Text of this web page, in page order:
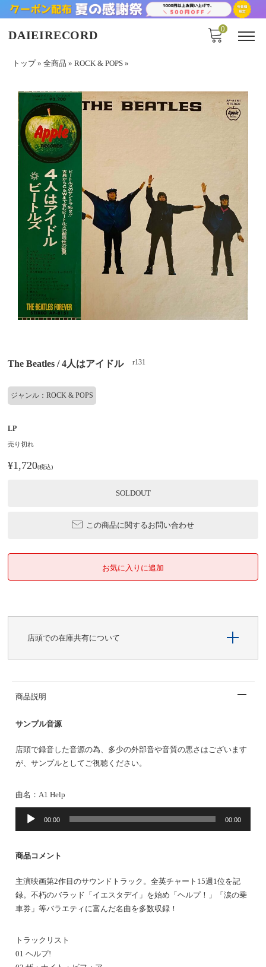
DAIEIRECORD 0
トップ» 全商品 » ROCK & POPS »
The Beatles / 4人はアイドル r131
ジャンル：ROCK & POPS
LP
売り切れ
¥1,720(税込)
SOLDOUT
この商品に関するお問い合わせ
店頭での在庫共有について
商品説明
サンプル音源
店頭で録音した音源の為、多少の外部音や音質の悪さはございます
が、サンプルとしてご視聴ください。
曲名：A1 Help
音
ー
ヤ
00:00 00:00
商品コメント
主演映画第2作目のサウンドトラック。全英チャート15週1位を記
録。不朽のバラッド「イエスタデイ」を始め「ヘルプ！」「涙の乗
車券」等バラエティに富んだ名曲を多数収録！
トラックリスト
01 ヘルプ!